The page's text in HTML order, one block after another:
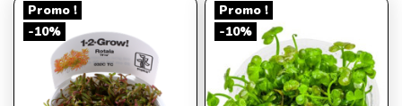
Promo !
-10%
Promo !
-10%